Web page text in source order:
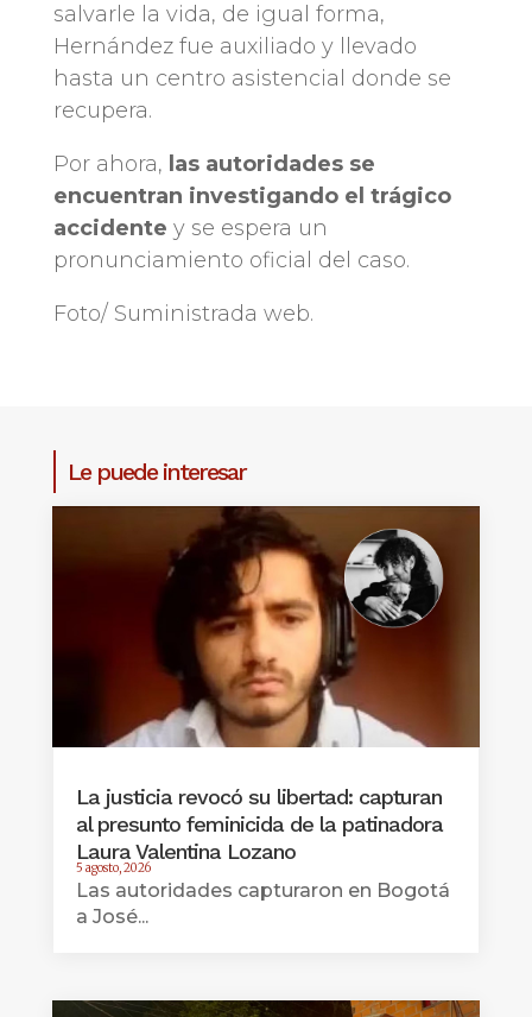
salvarle la vida, de igual forma,
Hernández fue auxiliado y llevado
hasta un centro asistencial donde se
recupera.
Por ahora, las autoridades se
encuentran investigando el trágico
accidente y se espera un
pronunciamiento oficial del caso.
Foto/ Suministrada web.
Le puede interesar
La justicia revocó su libertad: capturan
al presunto feminicida de la patinadora
Laura Valentina Lozano
5 agosto, 2026
Las autoridades capturaron en Bogotá
a José...